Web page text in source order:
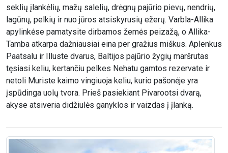
seklių įlankėlių, mažų salelių, drėgnų pajūrio pievų, nendrių,
lagūnų, pelkių ir nuo jūros atsiskyrusių ežerų. Varbla-Allika
apylinkėse pamatysite dirbamos žemės peizažą, o Allika-
Tamba atkarpa dažniausiai eina per gražius miškus. Aplenkus
Paatsalu ir Illuste dvarus, Baltijos pajūrio žygių maršrutas
tęsiasi keliu, kertančiu pelkes Nehatu gamtos rezervate ir
netoli Muriste kaimo vingiuoja keliu, kurio pašonėje yra
įspūdinga uolų tvora. Prieš pasiekiant Pivarootsi dvarą,
akyse atsiveria didžiulės ganyklos ir vaizdas į įlanką.